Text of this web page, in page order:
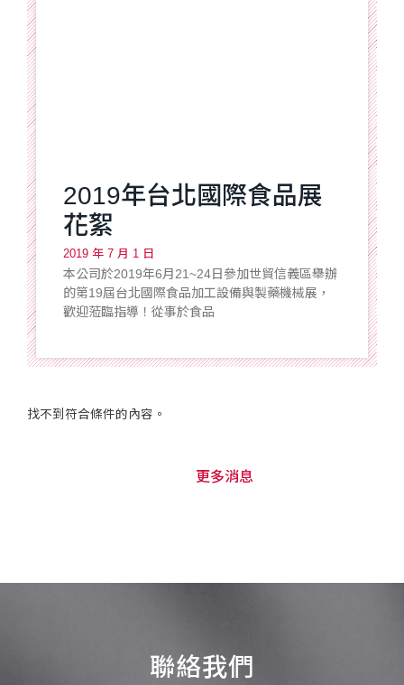
2019年台北國際食品展
花絮
2019 年 7 月 1 日
本公司於2019年6月21~24日參加世貿信義區舉辦
的第19屆台北國際食品加工設備與製藥機械展，
歡迎蒞臨指導！從事於食品
找不到符合條件的內容。
更多消息
聯絡我們